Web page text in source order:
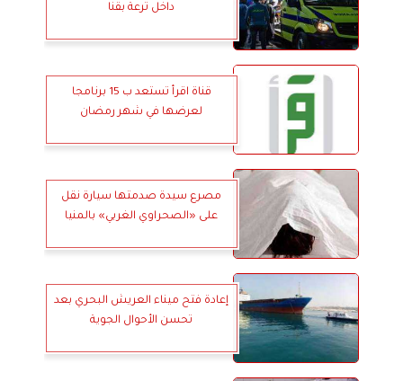
داخل ترعة بقنا
قناة اقرأ تستعد ب 15 برنامجا
لعرضها في شهر رمضان
مصرع سيدة صدمتها سيارة نقل
على «الصحراوي الغربي» بالمنيا
إعادة فتح ميناء العريش البحري بعد
تحسن الأحوال الجوية